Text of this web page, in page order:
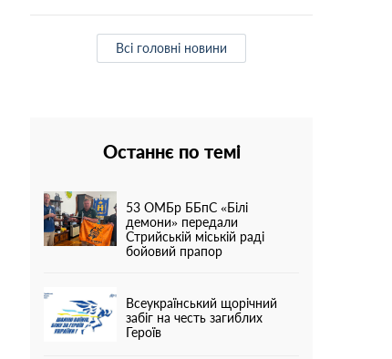
Всі головні новини
Останнє по темі
53 ОМБр ББпС «Білі
демони» передали
Стрийській міській раді
бойовий прапор
Всеукраїнський щорічний
забіг на честь загиблих
Героїв